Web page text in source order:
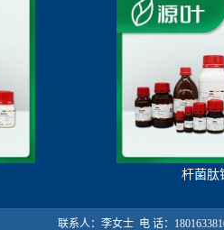
杆菌肽
联系人：李女士 电 话：